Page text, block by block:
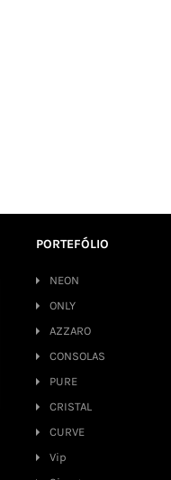
PORTEFÓLIO
NEON
ONLY
AZZARO
CONSOLAS
PURE
CRISTAL
CURVE
Vip